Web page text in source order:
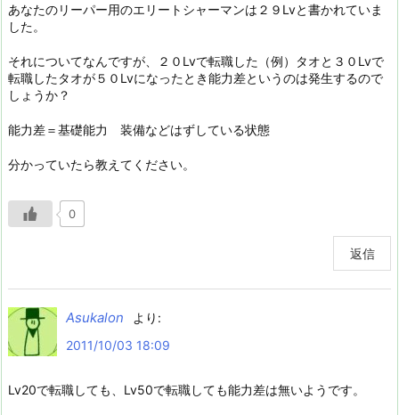
あなたのリーパー用のエリートシャーマンは２９Lvと書かれていま
した。
それについてなんですが、２０Lvで転職した（例）タオと３０Lvで
転職したタオが５０Lvになったとき能力差というのは発生するので
しょうか？
能力差＝基礎能力 装備などはずしている状態
分かっていたら教えてください。
0
返信
Asukalon
より:
2011/10/03 18:09
Lv20で転職しても、Lv50で転職しても能力差は無いようです。